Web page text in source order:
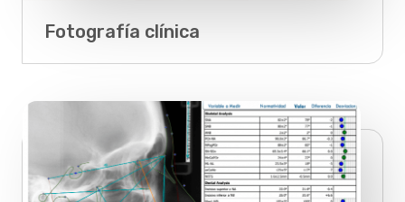
Fotografía clínica